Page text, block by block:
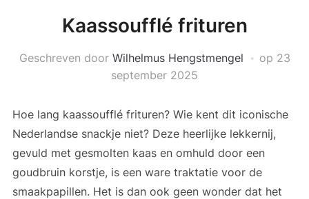
Kaassoufflé frituren
Geschreven door Wilhelmus Hengstmengel op 23
september 2025
Hoe lang kaassoufflé frituren? Wie kent dit iconische
Nederlandse snackje niet? Deze heerlijke lekkernij,
gevuld met gesmolten kaas en omhuld door een
goudbruin korstje, is een ware traktatie voor de
smaakpapillen. Het is dan ook geen wonder dat het